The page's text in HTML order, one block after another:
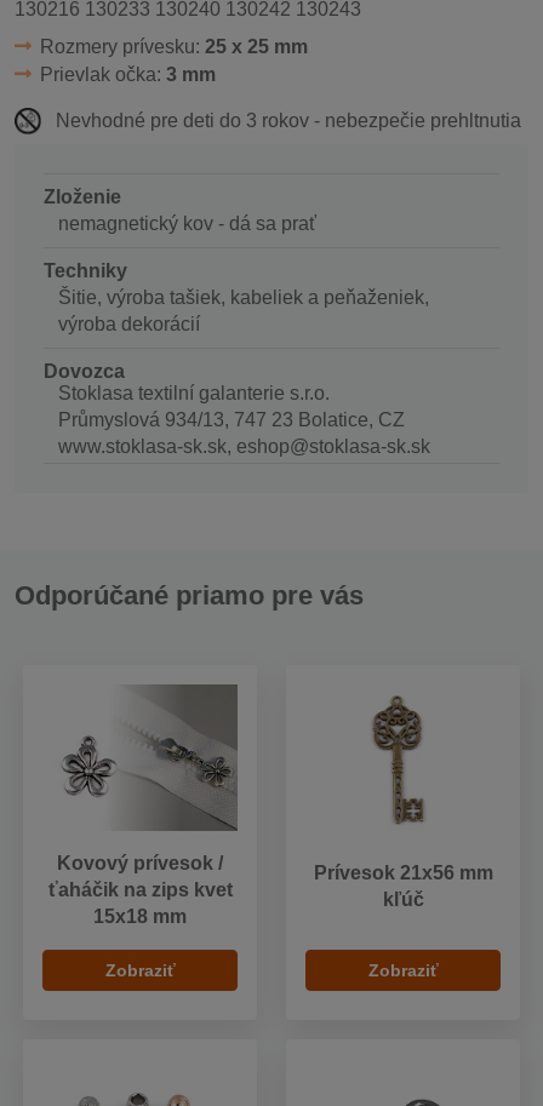
130216 130233 130240 130242 130243
Rozmery prívesku: 25 x 25 mm
Prievlak očka: 3 mm
Nevhodné pre deti do 3 rokov - nebezpečie prehltnutia
Zloženie
nemagnetický kov - dá sa prať
Techniky
Šitie, výroba tašiek, kabeliek a peňaženiek,
výroba dekorácií
Dovozca
Stoklasa textilní galanterie s.r.o.
Průmyslová 934/13, 747 23 Bolatice, CZ
www.stoklasa-sk.sk, eshop@stoklasa-sk.sk
Odporúčané priamo pre vás
Kovový prívesok /
ťaháčik na zips kvet
15x18 mm
Zobraziť
Prívesok 21x56 mm
kľúč
Zobraziť